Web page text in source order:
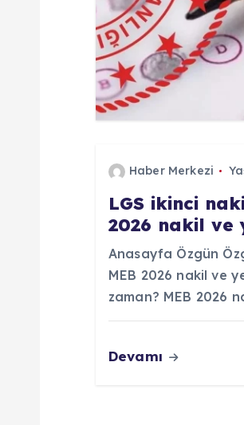
Haber Merkezi
LGS ikinci
2026 nakil
Anasayfa Özgün
MEB 2026 nakil ve
zaman? MEB 2026
Devamı